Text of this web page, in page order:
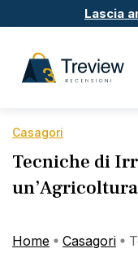
Lascia
Casagori
Tecniche di
Home Casagori